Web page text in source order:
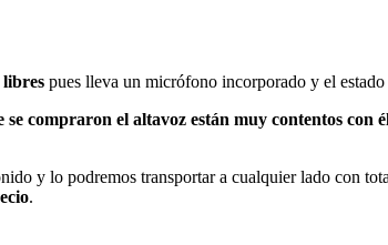
libres pues lleva un micrófono incorporado y el
compraron el altavoz están muy contentos con
y lo podremos transportar a cualquier lado con
.